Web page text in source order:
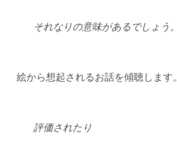
それなりの意味があるでしょう。
絵から想起されるお話を傾聴します。
評価されたり